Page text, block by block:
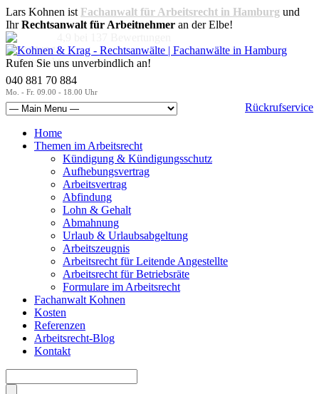
Lars Kohnen ist Fachanwalt für Arbeitsrecht in Hamburg und
IhrRechtsanwalt für Arbeitnehmer an der Elbe!
Rufen Sie uns unverbindlich an!
040 881 70 884
Mo. - Fr. 09.00 - 18.00 Uhr
Rückrufservice
Home
Themen im Arbeitsrecht
Kündigung & Kündigungsschutz
Aufhebungsvertrag
Arbeitsvertrag
Abfindung
Lohn & Gehalt
Abmahnung
Urlaub & Urlaubsabgeltung
Arbeitszeugnis
Arbeitsrecht für Leitende Angestellte
Arbeitsrecht für Betriebsräte
Formulare im Arbeitsrecht
Fachanwalt Kohnen
Kosten
Referenzen
Arbeitsrecht-Blog
Kontakt